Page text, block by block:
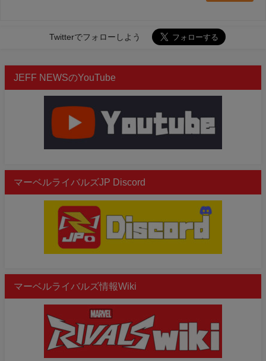
Twitterでフォローしよう
JEFF NEWSのYouTube
マーベルライバルズJP Discord
マーベルライバルズ情報Wiki